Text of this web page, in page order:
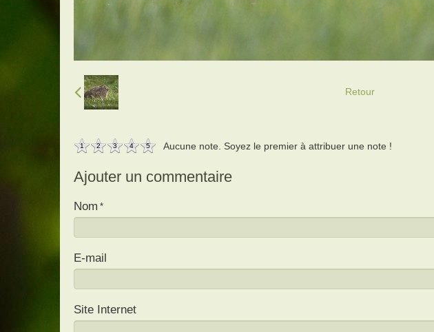
Retour
1 2 3 4 5 Aucune note. Soyez le premier à attribuer une note !
Ajouter un commentaire
Nom
E-mail
Site Internet